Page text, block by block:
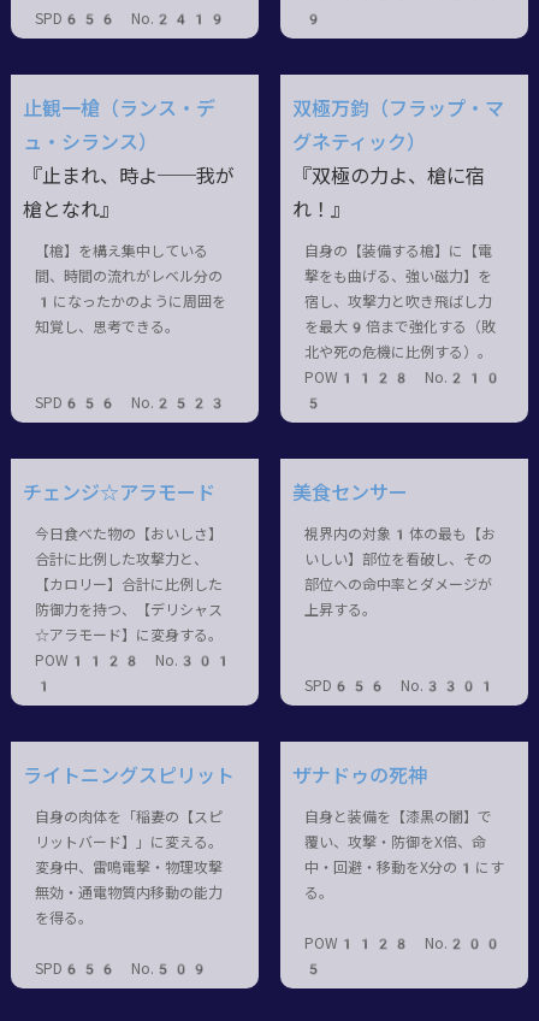
SPD656 No.2419
9
止観一槍（ランス・デ
ュ・シランス）
『止まれ、時よ──我が
槍となれ』
【槍】を構え集中している
間、時間の流れがレベル分の
1になったかのように周囲を
知覚し、思考できる。
SPD656 No.2523
双極万鈞（フラップ・マ
グネティック）
『双極の力よ、槍に宿
れ！』
自身の【装備する槍】に【電
撃をも曲げる、強い磁力】を
宿し、攻撃力と吹き飛ばし力
を最大9倍まで強化する（敗
北や死の危機に比例する）。
POW1128 No.210
5
チェンジ☆アラモード
今日食べた物の【おいしさ】
合計に比例した攻撃力と、
【カロリー】合計に比例した
防御力を持つ、【デリシャス
☆アラモード】に変身する。
POW1128 No.301
1
美食センサー
視界内の対象1体の最も【お
いしい】部位を看破し、その
部位への命中率とダメージが
上昇する。
SPD656 No.3301
ライトニングスピリット
自身の肉体を「稲妻の【スピ
リットバード】」に変える。
変身中、雷鳴電撃・物理攻撃
無効・通電物質内移動の能力
を得る。
SPD656 No.509
ザナドゥの死神
自身と装備を【漆黒の闇】で
覆い、攻撃・防御をX倍、命
中・回避・移動をX分の1にす
る。
POW1128 No.200
5